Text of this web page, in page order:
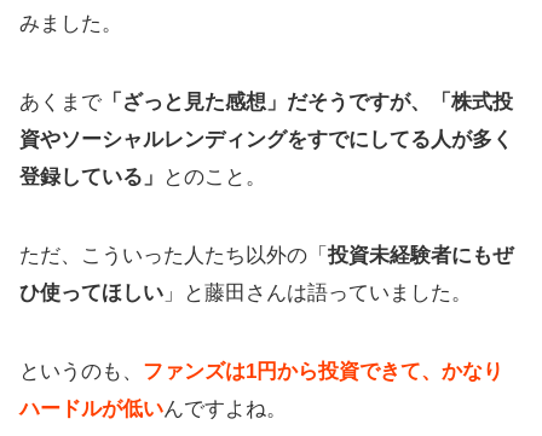
みました。
あくまで 「ざっと見た感想」だそうですが、「株式投
資やソーシャルレンディングをすでにしてる人が多く
登録している」
とのこと。
ただ、こういった人たち以外の「 投資未経験者にもぜ
ひ使ってほしい 」と藤田さんは語っていました。
というのも、 ファンズは1円から投資できて、かなり
ハードルが低いんですよね。